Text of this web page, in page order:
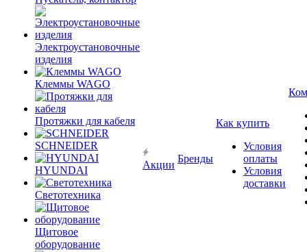
Электроустановочные
изделия
Клеммы WAGO
Протяжки для кабеля
SCHNEIDER
HYUNDAI
Светотехника
Щитовое
оборудование
Акции
Бренды
Как купить
Условия
оплаты
Условия
доставки